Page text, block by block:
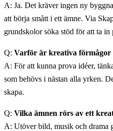
A: Ja. Det kräver ingen ny
att börja smått i ett ämne. Via
grundskolor söka stöd för att ta
Q: Varför är kreativa
A: För att kunna prova idéer,
som behövs i nästan alla yrken.
skapa.
Q: Vilka ämnen rörs av ett
A: Utöver bild, musik och drama